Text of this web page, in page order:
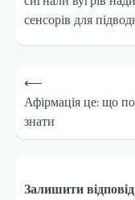
сенсорів для
Навігація
записів
⟵
Афірмація це: що
знати
Залишити